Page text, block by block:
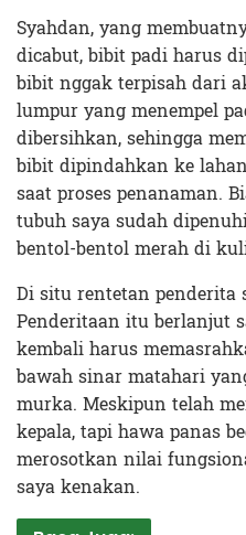
Syahdan, yang
dicabut, bibit padi harus
bibit nggak terpisah dari
lumpur yang menempel
dibersihkan, sehingga
bibit dipindahkan ke
saat proses penanaman.
tubuh saya sudah
bentol-bentol merah di
Di situ rentetan penderita
Penderitaan itu berlanjut
kembali harus
bawah sinar matahari
murka. Meskipun telah
kepala, tapi hawa panas
merosotkan nilai
saya kenakan.